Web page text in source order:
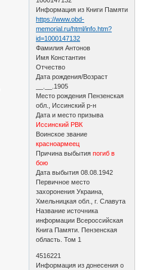
Информация из Книги Памяти
https://www.obd-
memorial.ru/html/info.htm?
id=1000147132
Фамилия Антонов
Имя Константин
Отчество
Дата рождения/Возраст
__.__.1905
Место рождения Пензенская
обл., Иссинский р-н
Дата и место призыва
Иссинский РВК
Воинское звание
красноармеец
Причина выбытияпогиб в
бою
Дата выбытия 08.08.1942
Первичное место
захоронения Украина,
Хмельницкая обл., г. Славута
Название источника
информации Всероссийская
Книга Памяти. Пензенская
область. Том 1
4516221
Информация из донесения о